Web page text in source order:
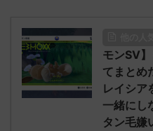
モンSV
てまと
レイシア
一緒に
タン毛嫌